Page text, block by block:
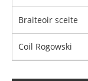
Braiteoir sceite
Coil Rogowski